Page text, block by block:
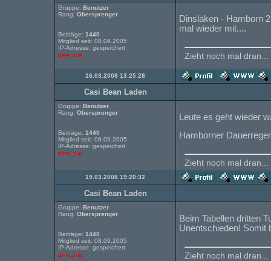
Gruppe: Benutzer
Rang: Obersprenger
Beiträge: 1440
Mitglied seit: 08.09.2005
IP-Adresse: gespeichert
Dinslaken - Hamborn
mal wieder mit....
Zieht noch mal dran...
16.03.2008 13:25:28
Casi Bean Laden
Gruppe: Benutzer
Rang: Obersprenger
Beiträge: 1440
Mitglied seit: 08.09.2005
IP-Adresse: gespeichert
Leute es geht wieder
Hamborner
Zieht noch mal dran...
19.03.2008 19:20:32
Casi Bean Laden
Gruppe: Benutzer
Rang: Obersprenger
Beiträge: 1440
Mitglied seit: 08.09.2005
IP-Adresse: gespeichert
Beim Tabellen dritten
Unentschieden! Somit
Zieht noch mal dran...